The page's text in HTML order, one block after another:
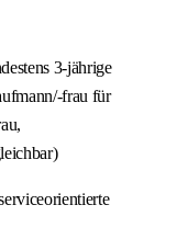
3-jährige
frau für